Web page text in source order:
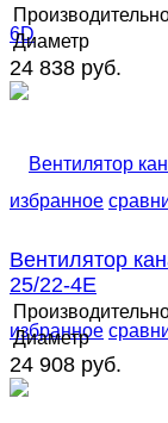
избранное
Диаметр
24 838 руб.
избранное
Вентилятор
25/22-4E
Диаметр
24 908 руб.